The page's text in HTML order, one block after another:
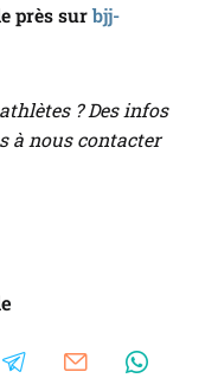
près surbjj-
? Des infos
à nous contacter